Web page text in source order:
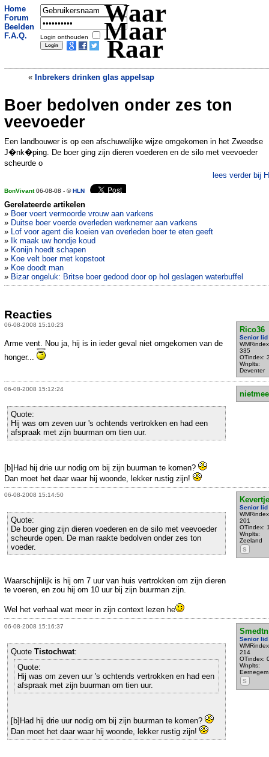
Home
Forum
Beelden
F.A.Q.
Login onthouden
Waar
Maar
Raar
« Inbrekers drinken glas appelsap
Gefrustreerde man heeft seks met 400
koeien»
Boer bedolven onder zes ton
veevoeder
Een landbouwer is op een afschuwelijke wijze omgekomen in het Zweedse
J�nk�ping. De boer ging zijn dieren voederen en de silo met veevoeder
scheurde o
lees verder bij
BonVivant06-08-08 - ©HLN
Gerelateerde artikelen
» Boer voert vermoorde vrouw aan varkens
» Duitse boer voerde overleden werknemer aan varkens
» Lof voor agent die koeien van overleden boer te eten geeft
»
Ik maak uw hondje koud
» Konijn hoedt schapen
» Koe velt boer met kopstoot
» Koe doodt man
» Bizar ongeluk: Britse boer gedood door op hol geslagen waterbuffel
Reacties
06-08-2008 15:10:23
Rico36
Senior lid
335
OTindex:
Wnplts:
Deventer
Arme vent. Nou ja, hij is in ieder geval niet omgekomen van de
honger...
06-08-2008 15:12:24
Quote:
Hij was om zeven uur 's ochtends vertrokken en had een
afspraak met zijn buurman om tien uur.
[b]Had hij drie uur nodig om bij zijn buurman te komen?
Dan moet het daar waar hij woonde, lekker rustig zijn!
06-08-2008 15:14:50
Kevertje
Senior lid
201
OTindex:
Wnplts:
Zeeland
S
Quote:
De boer ging zijn dieren voederen en de silo met veevoeder
scheurde open. De man raakte bedolven onder zes ton
voeder.
Waarschijnlijk is hij om 7 uur van huis vertrokken om zijn dieren
te voeren, en zou hij om 10 uur bij zijn buurman zijn.
Wel het verhaal wat meer in zijn context lezen he
06-08-2008 15:16:37
Smedtn
Senior lid
214
OTindex:
Wnplts:
Eernegem
S
Quote Tistochwat:
Quote:
Hij was om zeven uur 's ochtends vertrokken en had een
afspraak met zijn buurman om tien uur.
[b]Had hij drie uur nodig om bij zijn buurman te komen?
Dan moet het daar waar hij woonde, lekker rustig zijn!